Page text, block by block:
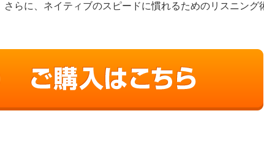
さらに、ネイティブのスピードに慣れるためのリスニング